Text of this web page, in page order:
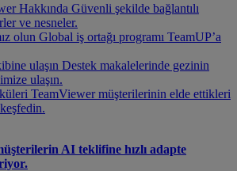
Hakkında Güvenli şekilde bağlantılı
ve nesneler.
olun Global iş ortağı programı TeamUP’a
ulaşın Destek makalelerinde gezinin
ulaşın.
TeamViewer müşterilerinin elde ettikleri
AI teklifine hızlı adapte